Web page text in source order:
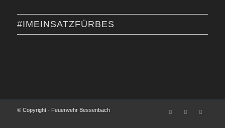
#IMEINSATZFÜRBES
© Copyright - Feuerwehr Bessenbach